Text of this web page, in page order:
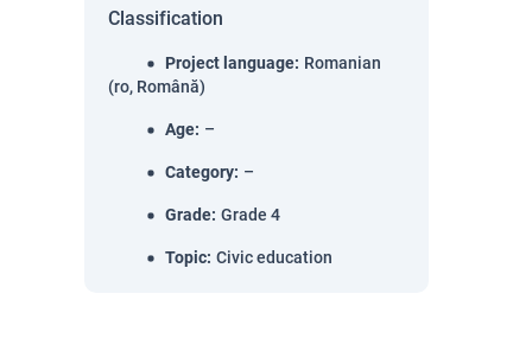
Classification
Project language: Romanian
(ro, Română)
Age: –
Category: –
Grade: Grade 4
Topic: Civic education